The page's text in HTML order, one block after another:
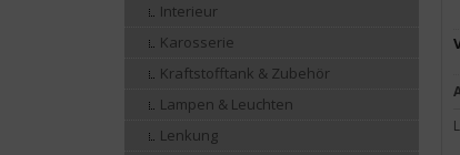
Interieur
Karosserie
Kraftstofftank & Zubehör
Lampen & Leuchten
Lenkung